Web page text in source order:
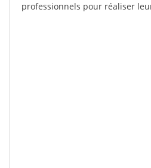
professionnels pour réaliser